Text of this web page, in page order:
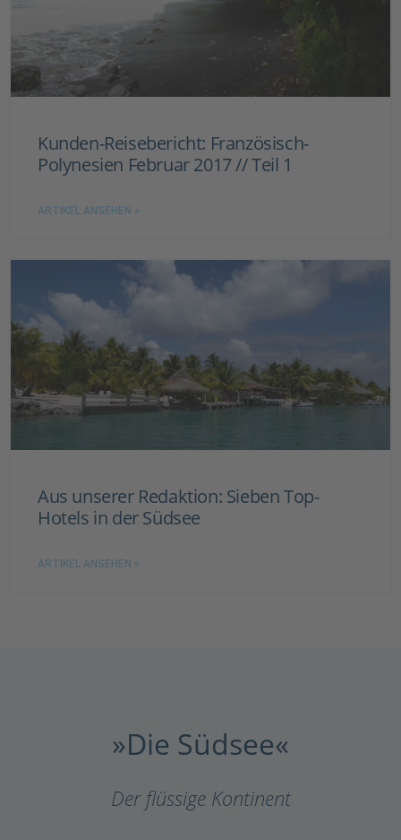
Kunden-Reisebericht: Französisch-
Polynesien Februar 2017 // Teil 1
ARTIKEL ANSEHEN »
Aus unserer Redaktion: Sieben Top-
Hotels in der Südsee
ARTIKEL ANSEHEN »
»Die Südsee«
Der flüssige Kontinent